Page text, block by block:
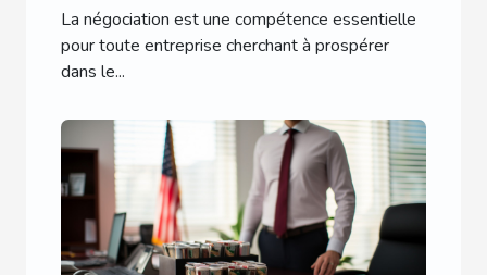
La négociation est une compétence essentielle
pour toute entreprise cherchant à prospérer
dans le...